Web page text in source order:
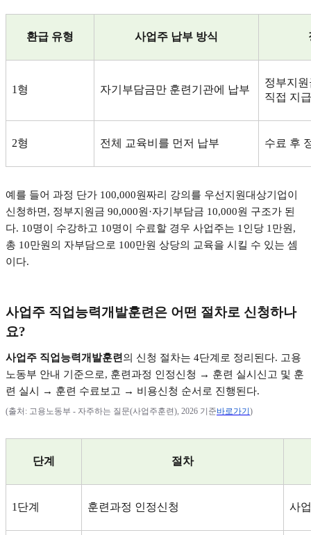
환급 유형 사업주 납부 방식
1 형 자기부담금만 훈련기관에 납부
정부지
직접 지급
2형 전체 교육비를 먼저 납부 수료 후
예를 들어 과정 단가 100,000원짜리 강의를 우선지원대상기업이
신청하면 , 정부지원금 90,000원 ·자기부담금 10,000원 구조가 된
다. 10명이 수강하고 10명이 수료할 경우 사업주는 1 인당 1 만원 ,
총 10만원의 자부담으로 100만원 상당의 교육을 시킬 수 있는 셈
이다.
사업주 직업능력개발훈련은 어떤 절차로 신청하나
요?
사업주 직업능력개발훈련 의 신청 절차는 4단계로 정리된다. 고용
노동부 안내 기준으로, 훈련과정 인정신청 → 훈련 실시신고 및 훈
련 실시
→ 훈련 수료보고 → 비용신청 순서로 진행된다.
(출처 : 고용노동부 - 자주하는 질문(사업주훈련), 2026 기준바로가기 )
단계 절차
1 단계 훈련과정 인정신청 사